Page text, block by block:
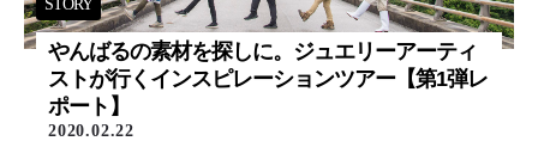
MESSAGE
STORY
STORY
やんばるの素材を探しに。ジュエリーアーティ
ストが行くインスピレーションツアー【第1弾レ
ポート】
2020.02.22